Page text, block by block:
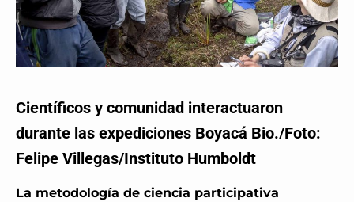
Científicos y comunidad interactuaron
durante las expediciones Boyacá Bio./Foto:
Felipe Villegas/Instituto Humboldt
La metodología de ciencia participativa